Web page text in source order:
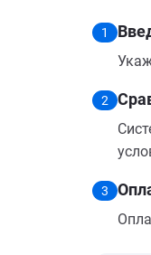
1
2
3